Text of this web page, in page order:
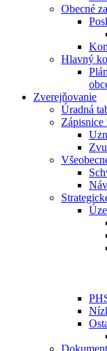
Obecné
Hlavný
Zverejňovanie
Úradná
Zápisnice